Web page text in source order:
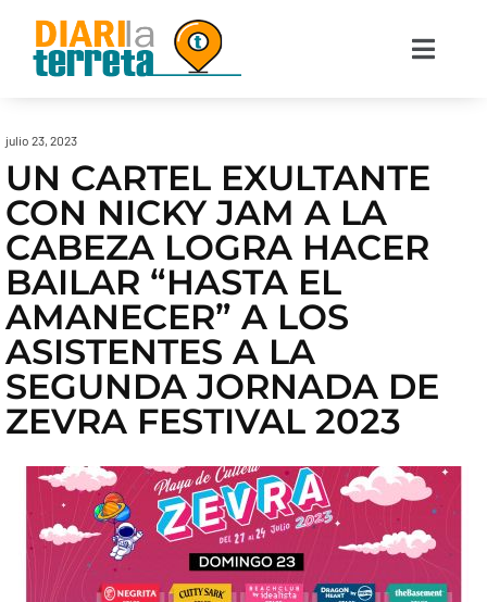
julio 23, 2023
UN CARTEL EXULTANTE
CON NICKY JAM A LA
CABEZA LOGRA HACER
BAILAR “HASTA EL
AMANECER” A LOS
ASISTENTES A LA
SEGUNDA JORNADA DE
ZEVRA FESTIVAL 2023